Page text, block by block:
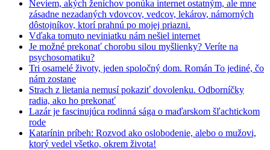
Neviem, akých ženíchov ponúka internet ostatným, ale mne
zásadne nezadaných vdovcov, vedcov, lekárov, námorných
dôstojníkov, ktorí prahnú po mojej priazni.
Vďaka tomuto neviniatku nám nešiel internet
Je možné prekonať chorobu silou myšlienky? Veríte na
psychosomatiku?
Tri osamelé životy, jeden spoločný dom. Román To jediné, čo
nám zostane
Strach z lietania nemusí pokaziť dovolenku. Odborníčky
radia, ako ho prekonať
Lazár je fascinujúca rodinná sága o maďarskom šľachtickom
rode
Katarínin príbeh: Rozvod ako oslobodenie, alebo o mužovi,
ktorý vedel všetko, okrem života!